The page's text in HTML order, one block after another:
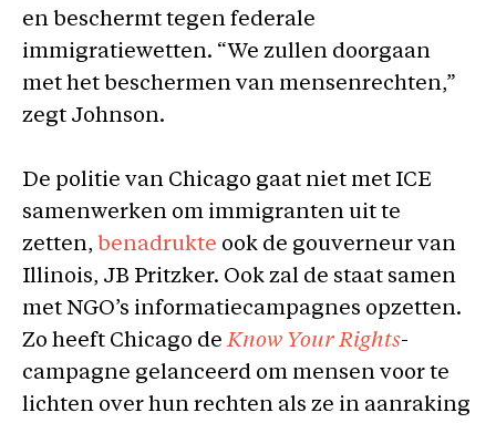
en beschermt tegen federale
immigratiewetten. “We zullen doorgaan
met het beschermen van mensenrechten,”
zegt Johnson.
De politie van Chicago gaat niet met ICE
samenwerken om immigranten uit te
zetten, benadrukte ook de gouverneur van
Illinois, JB Pritzker. Ook zal de staat samen
met NGO’s informatiecampagnes opzetten.
Zo heeft Chicago de Know Your Rights-
campagne gelanceerd om mensen voor te
lichten over hun rechten als ze in aanraking